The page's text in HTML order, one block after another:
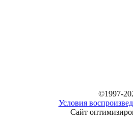
©1997-
Условия
Сайт